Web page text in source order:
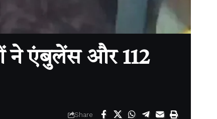
ने एंबुलेंस और 112
Share